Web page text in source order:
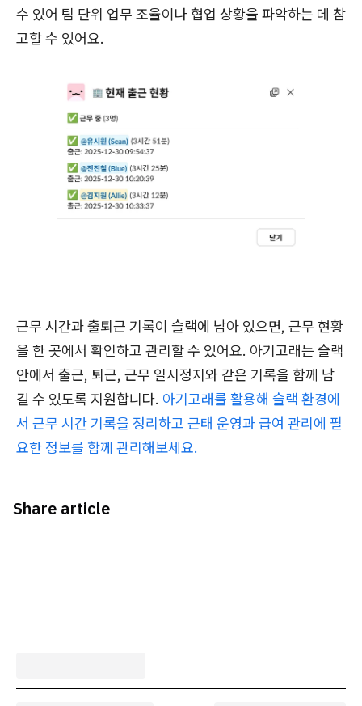
수 있어 팀 단위 업무 조율이나 협업 상황을 파악하는 데 참
고할 수 있어요.
근무 시간과 출퇴근 기록이 슬랙에 남아 있으면, 근무 현황
을 한 곳에서 확인하고 관리할 수 있어요. 아기고래는 슬랙
안에서 출근, 퇴근, 근무 일시정지와 같은 기록을 함께 남
길 수 있도록 지원합니다. 아기고래를 활용해 슬랙 환경에
서 근무 시간 기록을 정리하고 근태 운영과 급여 관리에 필
요한 정보를 함께 관리해보세요.
Share article